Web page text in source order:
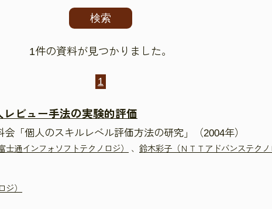
1件の資料が見つかりました。
1
ビュー手法の実験的評価
「個人のスキルレベル評価方法の研究」（2004年）
士通インフォソフトテクノロジ） 、 鈴木彩子（ＮＴＴアドバンステクノ
ジ）